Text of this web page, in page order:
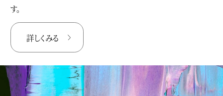
す。
詳しくみる